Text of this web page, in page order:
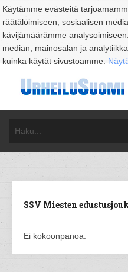
Käytämme evästeitä
räätälöimiseen, sosiaalisen
kävijämäärämme
median, mainosalan ja
kuinka käytät sivustoamme.
SSV Miesten
Ei kokoonpanoa.